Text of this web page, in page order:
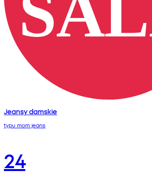
Jeansy damskie
typu mom jeans
24